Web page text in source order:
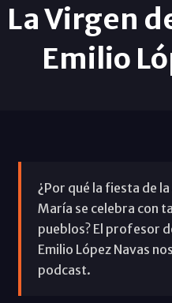
La Virgen
Emilio
¿Por qué la fiesta de
María se celebra con
pueblos? El profesor
Emilio López Navas
podcast.